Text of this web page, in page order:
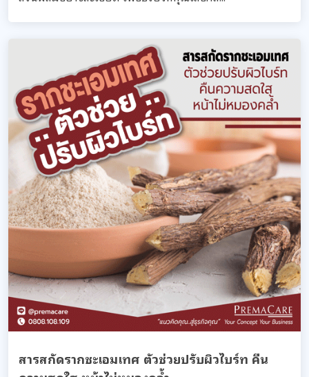
สารสกัดรากชะเอมเทศ ตัวช่วยปรับผิวไบร์ท คืน